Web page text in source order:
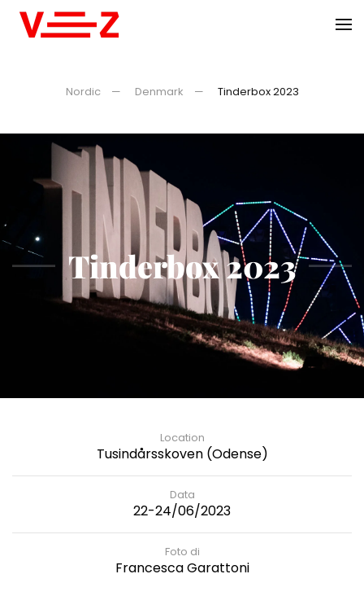
Nordic Denmark Tinderbox 2023
Tinderbox 2023
Location
Tusindårsskoven (Odense)
Data
22-24/06/2023
Foto di
Francesca Garattoni